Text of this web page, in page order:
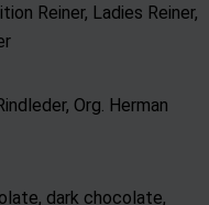
Reiner, Ladies Reiner,
Org. Herman
dark chocolate,